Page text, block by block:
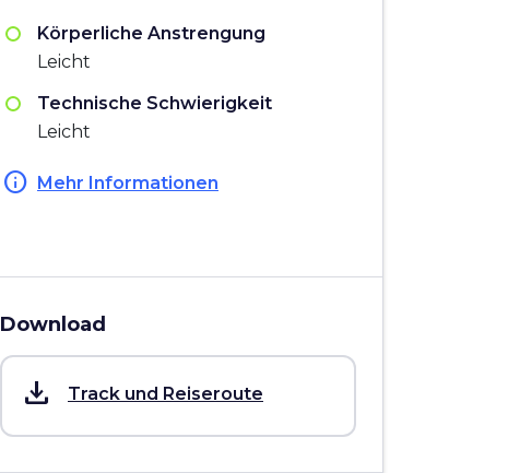
Körperliche Anstrengung
Leicht
Technische Schwierigkeit
Leicht
info Mehr Informationen
Download
save_alt Track und Reiseroute